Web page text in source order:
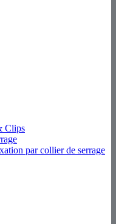
Clips
par collier de serrage